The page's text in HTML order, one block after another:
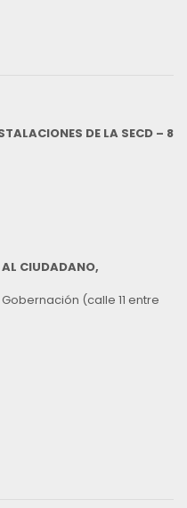
DE LA SECD – 8
CIUDADANO,
(calle 11 entre